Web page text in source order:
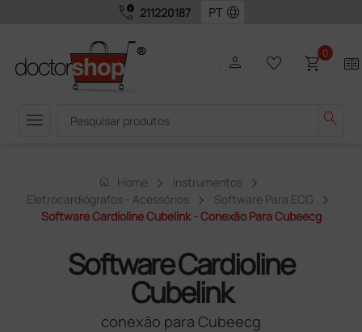
call_quality 211220187 language
menu search
person favorite_border shopping_cart0 two_pager
home Home
Instrumentos
Eletrocardiógrafos - Acessórios
Software Para ECG
Software Cardioline Cubelink - Conexão Para Cubeecg
Software Cardioline
Cubelink
conexão para Cubeecg